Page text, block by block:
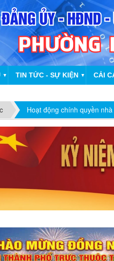
▼ TIN TỨC - SỰ KIỆN ▼ CẢI
Hoạt động chính quyền